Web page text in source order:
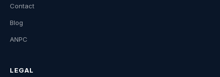
Contact
Blog
ANPC
LEGAL